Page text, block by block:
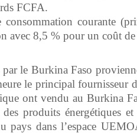
FCFA.
consommation courante
avec 8,5 % pour un coût
le Burkina Faso
le principal fournisseur
ont vendu au Burkina
produits énergétiques
pays dans l’espace